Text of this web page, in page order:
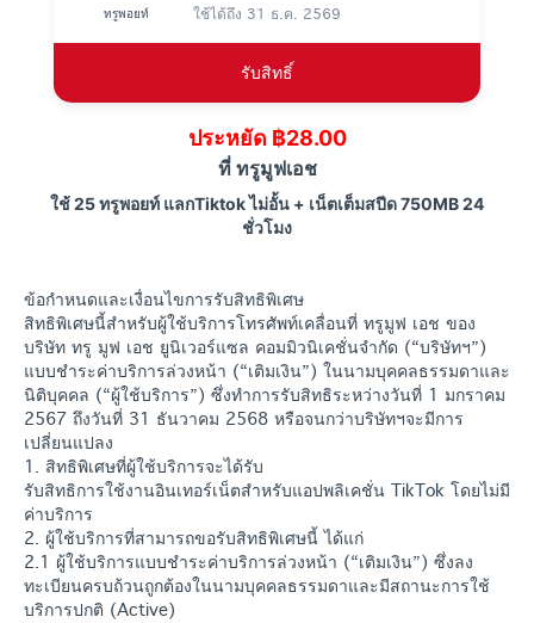
ทรูพอยท์ ใช้ได้ถึง 31 ธ.ค. 2569
รับสิทธิ์
ประหยัด ฿28.00
ที่ ทรูมูฟเอช
ใช้ 25 ทรูพอยท์ แลกTiktok ไม่อั้น + เน็ตเต็มสปีด 750MB 24
ชั่วโมง
ข้อกำหนดและเงื่อนไขการรับสิทธิพิเศษ
สิทธิพิเศษนี้สำหรับผู้ใช้บริการโทรศัพท์เคลื่อนที่ ทรูมูฟ เอช ของ
บริษัท ทรู มูฟ เอช ยูนิเวอร์แซล คอมมิวนิเคชั่นจำกัด (“บริษัทฯ”)
แบบชำระค่าบริการล่วงหน้า (“เติมเงิน”) ในนามบุคคลธรรมดาและ
นิติบุคคล (“ผู้ใช้บริการ”) ซึ่งทำการรับสิทธิระหว่างวันที่ 1 มกราคม
2567 ถึงวันที่ 31 ธันวาคม 2568 หรือจนกว่าบริษัทฯจะมีการ
เปลี่ยนแปลง
1. สิทธิพิเศษที่ผู้ใช้บริการจะได้รับ
รับสิทธิการใช้งานอินเทอร์เน็ตสำหรับแอปพลิเคชั่น TikTok โดยไม่มี
ค่าบริการ
2. ผู้ใช้บริการที่สามารถขอรับสิทธิพิเศษนี้ ได้แก่
2.1 ผู้ใช้บริการแบบชำระค่าบริการล่วงหน้า (“เติมเงิน”) ซึ่งลง
ทะเบียนครบถ้วนถูกต้องในนามบุคคลธรรมดาและมีสถานะการใช้
บริการปกติ (Active)